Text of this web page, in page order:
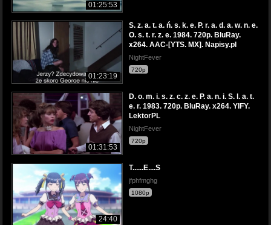
01:25:53
01:23:19
S. z. a. t. a. ń. s. k. e. P. r. a. d. a. w. n. e.
O. s. t. r. z. e. 1984. 720p. BluRay.
x264. AAC-[YTS. MX]. Napisy.pl
NightFever
720p
01:31:53
D. o. m. i. s. z. c. z. e. P. a. n. i. S. l. a. t.
e. r. 1983. 720p. BluRay. x264. YIFY.
LektorPL
NightFever
720p
24:40
T......E....S
jfphfmghg
1080p